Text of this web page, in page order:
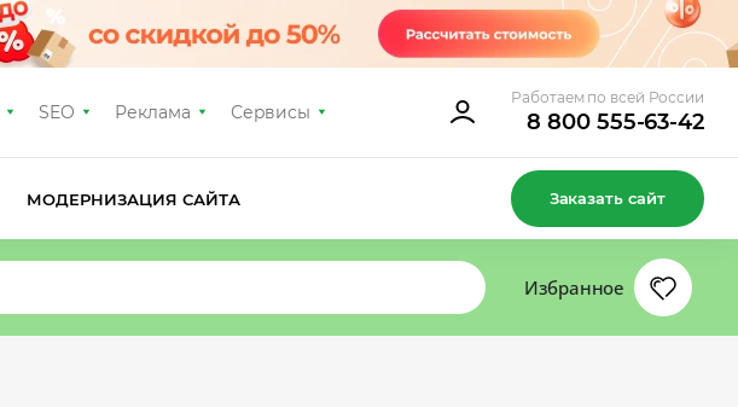
SEO Реклама Сервисы
Работаем по всей России
8 800 555-63-42
МОДЕРНИЗАЦИЯ САЙТА Заказать сайт
Избранное